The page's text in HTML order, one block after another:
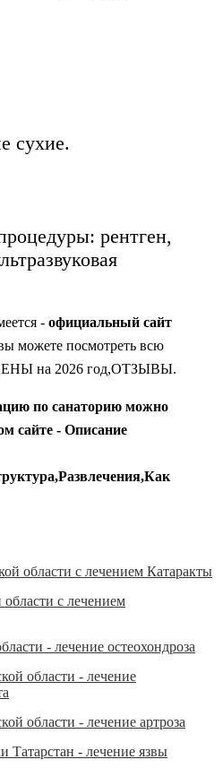
сухие.
рентген,
- официальный сайт
можете посмотреть всю
на 2026 год,ОТЗЫВЫ.
по санаторию можно
сайте - Описание
области с лечением Катаракты
с лечением
- лечение остеохондроза
области - лечение
области - лечение артроза
Татарстан - лечение язвы